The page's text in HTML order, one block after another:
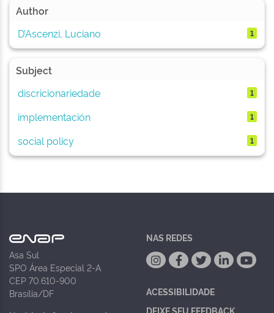
Author
D’Ascenzi, Luciano
1
Subject
discricionariedade
1
implementación 1
social policy 1
Asa Sul
SPO Área Especial 2-A
CEP 70.610-900
Brasília/DF
NAS REDES
ACESSIBILIDADE
DEIXE SEU FEEDBACK